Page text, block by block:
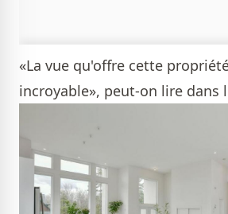
«La vue qu'offre cette
incroyable», peut-on lire dans